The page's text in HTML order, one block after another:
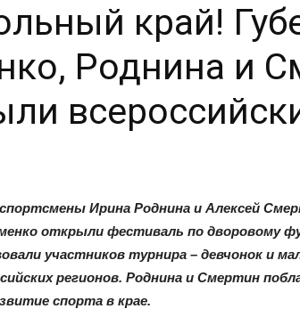
край!
Роднина и
Ирина Роднина и Алексей
открыли фестиваль по дворовому
участников турнира – девчонок и
регионов. Роднина и Смертин
спорта в крае.